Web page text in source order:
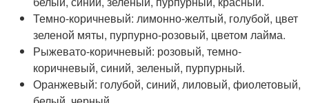
Темно-коричневый: лимонно-желтый, голубой, цвет
зеленой мяты, пурпурно-розовый, цветом лайма.
Рыжевато-коричневый: розовый, темно-
коричневый, синий, зеленый, пурпурный.
Оранжевый: голубой, синий, лиловый, фиолетовый,